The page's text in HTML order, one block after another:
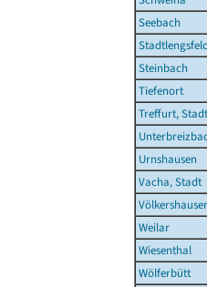
Seebach
Steinbach
Tiefenort
Treffurt, Stadt
Urnshausen
Vacha, Stadt
Weilar
Wiesenthal
Wölferbütt